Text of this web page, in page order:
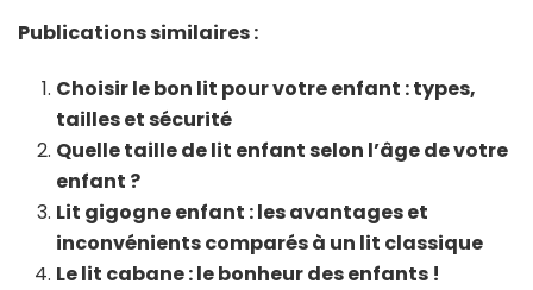
Publications similaires :
Choisir le bon lit pour votre enfant : types,
tailles et sécurité
Quelle taille de lit enfant selon l’âge de votre
enfant ?
Lit gigogne enfant : les avantages et
inconvénients comparés à un lit classique
Le lit cabane : le bonheur des enfants !